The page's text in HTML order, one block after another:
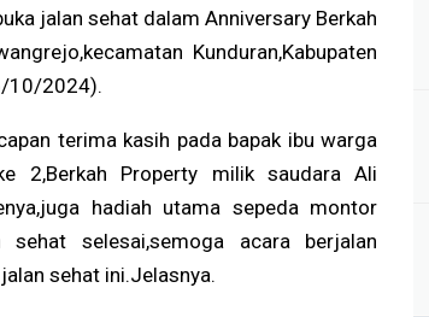
jalan sehat dalam Anniversary Berkah
Kunduran,Kabupaten
10/2024).
terima kasih pada bapak ibu warga
2,Berkah Property milik saudara Ali
hadiah utama sepeda montor
selesai,semoga acara berjalan
sehat ini.Jelasnya.